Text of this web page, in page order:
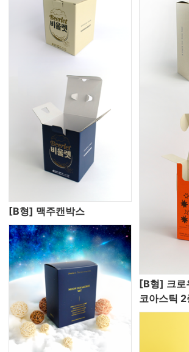
[B형] 맥주캔박스
[B형] 크로
코아스틱 2